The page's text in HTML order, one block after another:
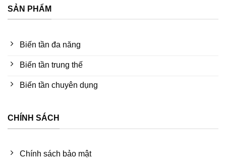
SẢN PHẨM
Biến tần đa năng
Biến tần trung thế
Biến tần chuyên dụng
CHÍNH SÁCH
Chính sách bảo mật